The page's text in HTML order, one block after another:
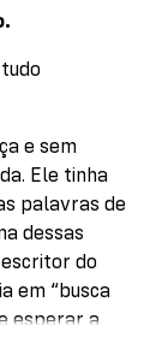
e sem
Ele tinha
palavras de
dessas
do
em “busca
esperar a
Miles